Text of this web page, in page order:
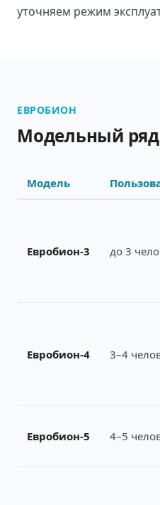
уточняем режим
ЕВРОБИОН
Модельный ряд
Модель
Евробион-3 до 3
Евробион-4 3–4
Евробион-5 4–5